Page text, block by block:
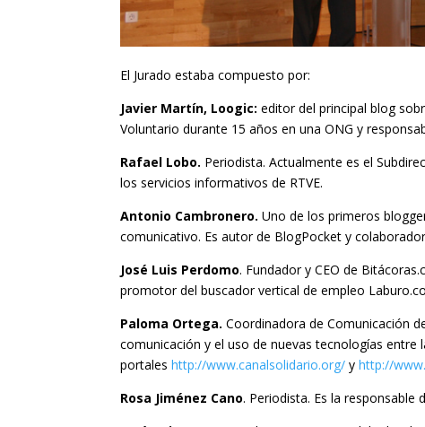
El Jurado estaba compuesto por:
Javier Martín, Loogic: editor del principal blog
Voluntario durante 15 años en una ONG y
Rafael Lobo. Periodista. Actualmente es el
los servicios informativos de RTVE.
Antonio Cambronero. Uno de los primeros
comunicativo. Es autor de BlogPocket y
José Luis Perdomo. Fundador y CEO de
promotor del buscador vertical de empleo
Paloma Ortega. Coordinadora de Comunicación
comunicación y el uso de nuevas tecnologías entre
portaleshttp://www.canalsolidario.org/ yhttp://
Rosa Jiménez Cano. Periodista. Es la responsable